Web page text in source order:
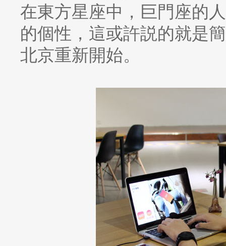
在東方星座中，巨門座的
的個性，這或許説的就是
北京重新開始。